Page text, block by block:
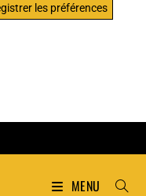
les préférences
MENU